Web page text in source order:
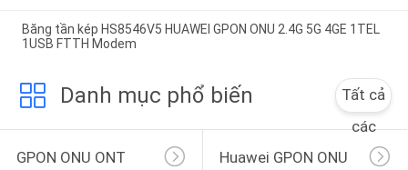
Băng tần kép HS8546V5 HUAWEI GPON ONU 2.4G 5G 4GE 1TEL
1USB FTTH Modem
Danh mục phổ biến
Tất cả
các
GPON ONU ONT
Huawei GPON ONU